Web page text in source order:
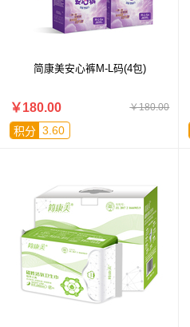
简康美安心裤M-L码(4包)
￥180.00
￥180.00
积分 3.60